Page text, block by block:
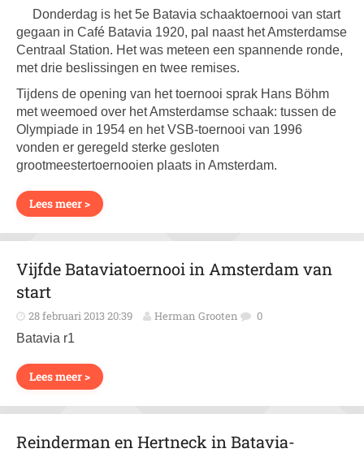
Donderdag is het 5e Batavia schaaktoernooi van start
gegaan in Café Batavia 1920, pal naast het Amsterdamse
Centraal Station. Het was meteen een spannende ronde,
met drie beslissingen en twee remises.
Tijdens de opening van het toernooi sprak Hans Böhm
met weemoed over het Amsterdamse schaak: tussen de
Olympiade in 1954 en het VSB-toernooi van 1996
vonden er geregeld sterke gesloten
grootmeestertoernooien plaats in Amsterdam.
Lees meer >
Vijfde Bataviatoernooi in Amsterdam van
start
28 februari 2013 20:39 Herman Grooten 0
Batavia r1
Lees meer >
Reinderman en Hertneck in Batavia-